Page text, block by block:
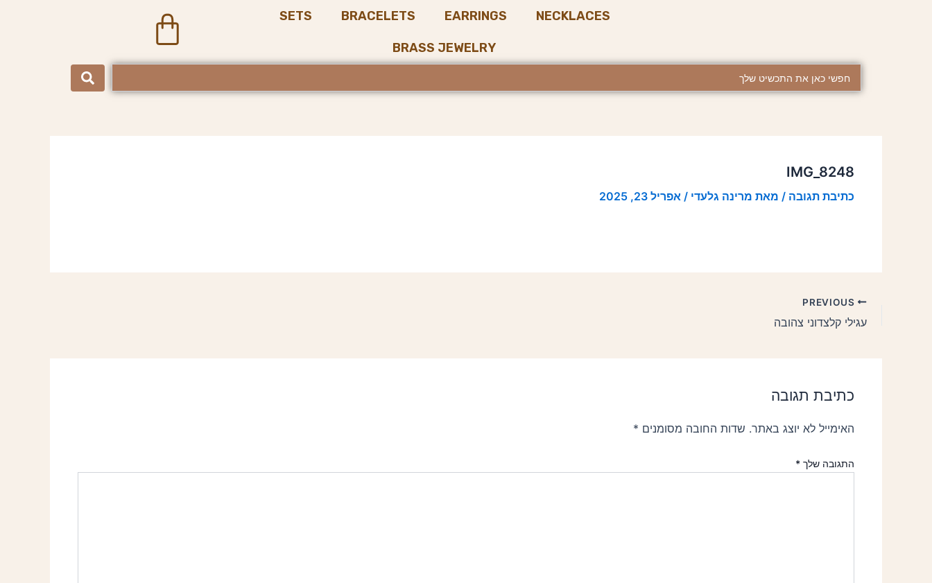
NECKLACES
EARRINGS
BRACELETS
SETS
BRASS JEWELRY
IMG_8248
כתיבת תגובה / מאת מרינה גלעדי / אפריל 23, 2025
עגילי קלצדוני צהובה
כתיבת תגובה
האימייל לא יוצג באתר. שדות החובה מסומנים *
התגובה שלך *